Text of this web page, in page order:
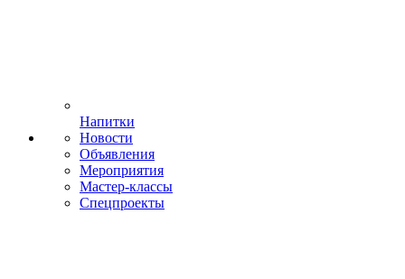
Напитки
Новости
Объявления
Мероприятия
Мастер-классы
Спецпроекты